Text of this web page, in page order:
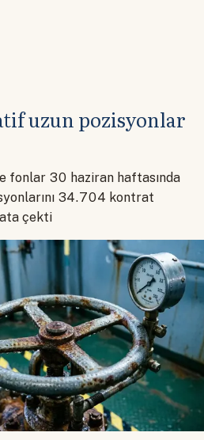
uzun pozisyonlar
fonlar 30 haziran haftasında
34.704 kontrat
çekti